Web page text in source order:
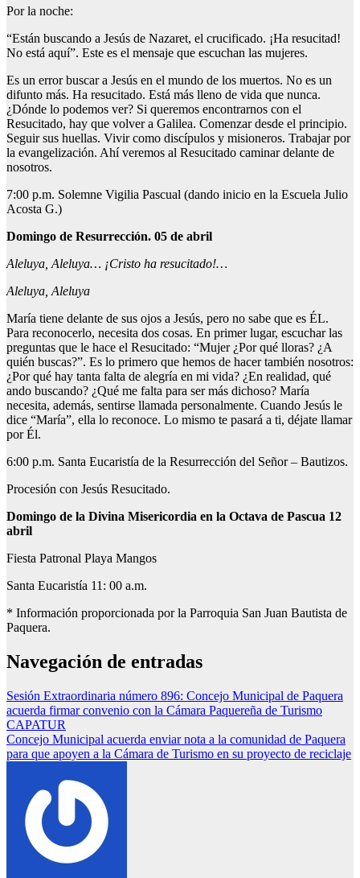
Por la noche:
“Están buscando a Jesús de Nazaret, el crucificado. ¡Ha resucitad!
No está aquí”. Este es el mensaje que escuchan las mujeres.
Es un error buscar a Jesús en el mundo de los muertos. No es un
difunto más. Ha resucitado. Está más lleno de vida que nunca.
¿Dónde lo podemos ver? Si queremos encontrarnos con el
Resucitado, hay que volver a Galilea. Comenzar desde el principio.
Seguir sus huellas. Vivir como discípulos y misioneros. Trabajar por
la evangelización. Ahí veremos al Resucitado caminar delante de
nosotros.
7:00 p.m. Solemne Vigilia Pascual (dando inicio en la Escuela Julio
Acosta G.)
Domingo de Resurrección. 05 de abril
Aleluya, Aleluya… ¡Cristo ha resucitado!…
Aleluya, Aleluya
María tiene delante de sus ojos a Jesús, pero no sabe que es ÉL.
Para reconocerlo, necesita dos cosas. En primer lugar, escuchar las
preguntas que le hace el Resucitado: “Mujer ¿Por qué lloras? ¿A
quién buscas?”. Es lo primero que hemos de hacer también nosotros:
¿Por qué hay tanta falta de alegría en mi vida? ¿En realidad, qué
ando buscando? ¿Qué me falta para ser más dichoso? María
necesita, además, sentirse llamada personalmente. Cuando Jesús le
dice “María”, ella lo reconoce. Lo mismo te pasará a ti, déjate llamar
por Él.
6:00 p.m. Santa Eucaristía de la Resurrección del Señor – Bautizos.
Procesión con Jesús Resucitado.
Domingo de la Divina Misericordia en la Octava de Pascua 12
abril
Fiesta Patronal Playa Mangos
Santa Eucaristía 11: 00 a.m.
* Información proporcionada por la Parroquia San Juan Bautista de
Paquera.
Navegación de entradas
Sesión Extraordinaria número 896: Concejo Municipal de Paquera
acuerda firmar convenio con la Cámara Paquereña de Turismo
CAPATUR
Concejo Municipal acuerda enviar nota a la comunidad de Paquera
para que apoyen a la Cámara de Turismo en su proyecto de reciclaje